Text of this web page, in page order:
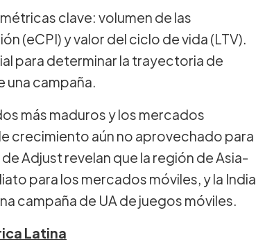
clave: volumen de las
(eCPI) y valor del ciclo de vida (LTV).
para determinar la trayectoria de
una campaña.
más maduros y los mercados
crecimiento aún no aprovechado para
Adjust revelan que la región de Asia-
para los mercados móviles, y la India
campaña de UA de juegos móviles.
Latina